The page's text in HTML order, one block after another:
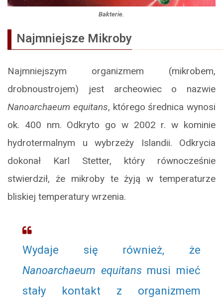
Bakterie.
Najmniejsze Mikroby
Najmniejszym organizmem (mikrobem,
drobnoustrojem) jest archeowiec o nazwie
Nanoarchaeum equitans, którego średnica wynosi
ok. 400 nm. Odkryto go w 2002 r. w kominie
hydrotermalnym u wybrzeży Islandii. Odkrycia
dokonał Karl Stetter, który równocześnie
stwierdził, że mikroby te żyją w temperaturze
bliskiej temperatury wrzenia.
Wydaje się również, że
Nanoarchaeum equitans musi mieć
stały kontakt z organizmem